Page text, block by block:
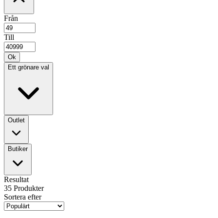
Från
Till
Ok
Ett grönare val
Outlet
Butiker
Resultat
35 Produkter
Sortera efter